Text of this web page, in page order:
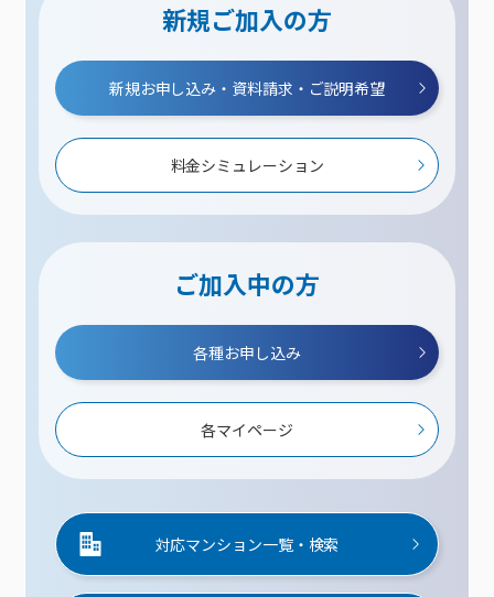
新規ご加入の方
新規お申し込み・資料請求・ご説明希望
料金シミュレーション
ご加入中の方
各種お申し込み
各マイページ
対応マンション一覧・検索